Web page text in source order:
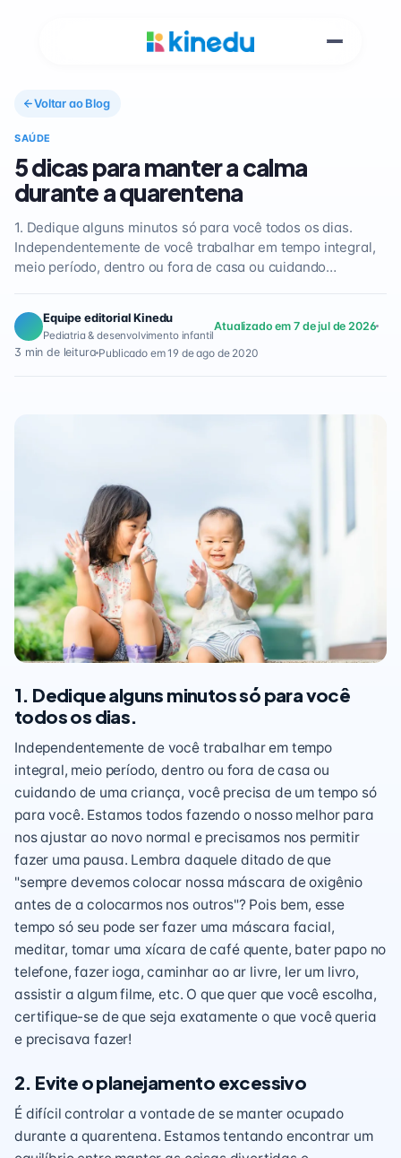
Voltar ao Blog
SAÚDE
5 dicas para manter a calma
durante a quarentena
1. Dedique alguns minutos só para você todos os dias.
Independentemente de você trabalhar em tempo integral,
meio período, dentro ou fora de casa ou cuidando…
Equipe editorial Kinedu
Pediatria & desenvolvimento infantil
Atualizado em 7 de jul de 2026
3 min de leitura Publicado em 19 de ago de 2020
1. Dedique alguns minutos só para você
todos os dias.
Independentemente de você trabalhar em tempo
integral, meio período, dentro ou fora de casa ou
cuidando de uma criança, você precisa de um tempo só
para você. Estamos todos fazendo o nosso melhor para
nos ajustar ao novo normal e precisamos nos permitir
fazer uma pausa. Lembra daquele ditado de que
"sempre devemos colocar nossa máscara de oxigênio
antes de a colocarmos nos outros"? Pois bem, esse
tempo só seu pode ser fazer uma máscara facial,
meditar, tomar uma xícara de café quente, bater papo no
telefone, fazer ioga, caminhar ao ar livre, ler um livro,
assistir a algum filme, etc. O que quer que você escolha,
certifique-se de que seja exatamente o que você queria
e precisava fazer!
2. Evite o planejamento excessivo
É difícil controlar a vontade de se manter ocupado
durante a quarentena. Estamos tentando encontrar um